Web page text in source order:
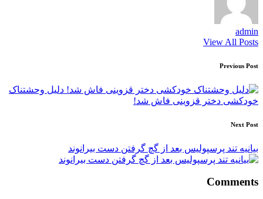
admin
View All Posts
Post
navigation
Previous Post
دلیل وحشتناک
خودکشی دختر قزوینی فاش شد!
Next Post
بیانیه تند پرسپولیس بعد از گچ گرفتن دست بیرانوند
Comments